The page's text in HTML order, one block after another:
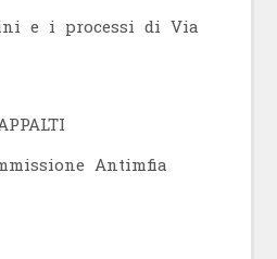
e i processi di Via
Antimfia